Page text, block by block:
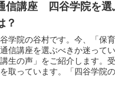
信講座 四谷学院を選
？
学院の谷村です。今、「保
信講座を選ぶべきか迷って
生の声」をご紹介します。
取っています。「四谷学院